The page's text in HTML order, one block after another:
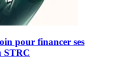
pour financer ses
STRC